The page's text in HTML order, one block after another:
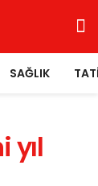
SAĞLIK
yıl